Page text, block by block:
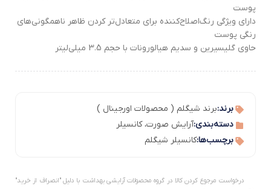
پوست
دارای ویژگی رنگ‌اصلاح‌کننده برای متعادل‌تر کردن ظاهر ناهمگونی‌های
رنگی پوست
حاوی گلیسیرین و سدیم هیالورونات با حجم 3.5 میلی‌لیتر
برند:برند شیگلم ( محصولات اورجینال )
دسته‌بندی:آرایش صورت،کانسیلر
برچسب‌ها:کانسیلر شیگلم
درخواست مرجوع کردن کالا در گروه محصولات آرایشی بهداشت با دلیل "انصراف از خرید"